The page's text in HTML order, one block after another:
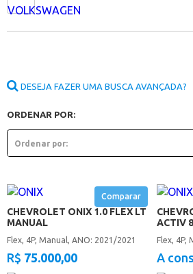
DESEJA FAZER UMA BUSCA AVANÇADA?
ORDENAR POR:
Comparar
CHEVROLET ONIX 1.0 FLEX LT
MANUAL
Flex, 4P, Manual, ANO: 2021/2021
R$ 75.000,00
ACTIV
Flex, 4P,
A